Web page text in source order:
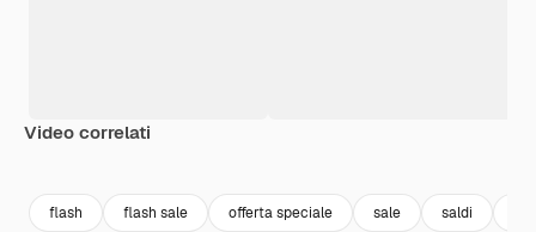
Video correlati
flash flash sale offerta speciale sale saldi